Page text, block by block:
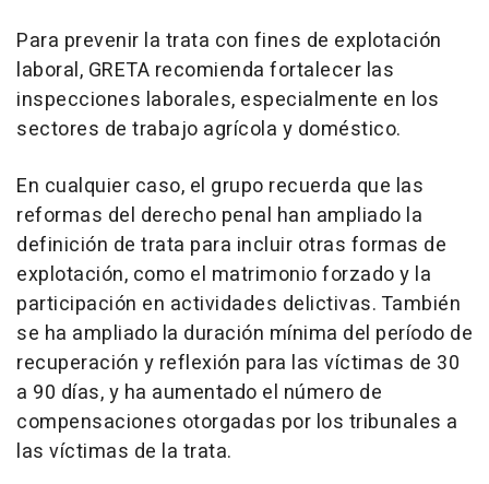
Para prevenir la trata con fines de explotación
laboral, GRETA recomienda fortalecer las
inspecciones laborales, especialmente en los
sectores de trabajo agrícola y doméstico.
En cualquier caso, el grupo recuerda que las
reformas del derecho penal han ampliado la
definición de trata para incluir otras formas de
explotación, como el matrimonio forzado y la
participación en actividades delictivas. También
se ha ampliado la duración mínima del período de
recuperación y reflexión para las víctimas de 30
a 90 días, y ha aumentado el número de
compensaciones otorgadas por los tribunales a
las víctimas de la trata.